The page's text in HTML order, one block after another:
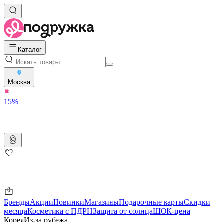
Каталог
Москва
15%
БрендыАкцииНовинкиМагазиныПодарочные картыСкидки
месяцаКосметика с ПДРНЗащита от солнцаШОК-цена
КореяИз-за рубежа